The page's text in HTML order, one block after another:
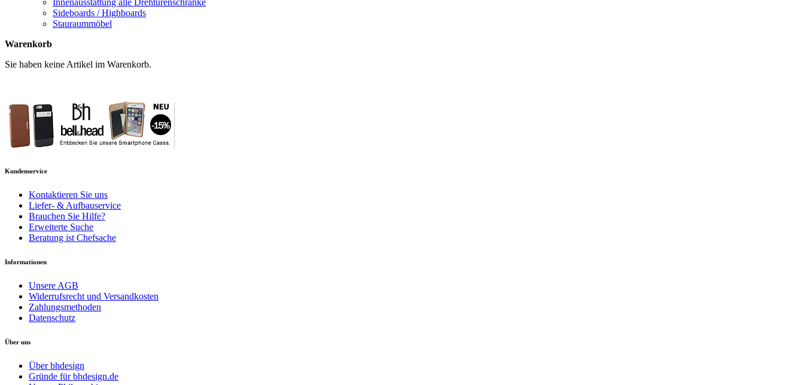
Sideboards / Highboards
Stauraummöbel
Warenkorb
Sie haben keine Artikel im Warenkorb.
Kundenservice
Kontaktieren Sie uns
Liefer- & Aufbauservice
Brauchen Sie Hilfe?
Erweiterte Suche
Beratung ist Chefsache
Informationen
Unsere AGB
Widerrufsrecht und Versandkosten
Zahlungsmethoden
Datenschutz
Über uns
Über bhdesign
Gründe für bhdesign.de